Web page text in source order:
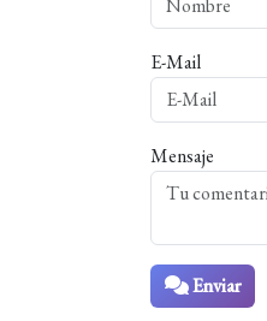
E-Mail
Mensaje
Enviar